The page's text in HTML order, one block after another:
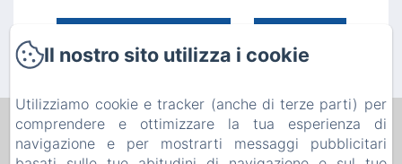
B&B PELLICANO GUEST HOUSE
Informativa PrivacyNote legaliInformazioni sui cookie
Il nostro sito utilizza i cookie
Utilizziamo cookie e tracker (anche di terze parti) per
comprendere e ottimizzare la tua esperienza di
navigazione e per mostrarti messaggi pubblicitari